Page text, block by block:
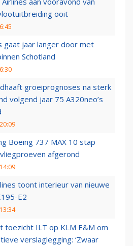
ooit
gaat jaar langer door met
Schotland
groeiprognoses na sterk
volgend jaar 75 A320neo’s
Boeing 737 MAX 10 stap
afgerond
toont interieur van nieuwe
E2
toezicht ILT op KLM E&M om
verslaglegging: ‘Zwaar